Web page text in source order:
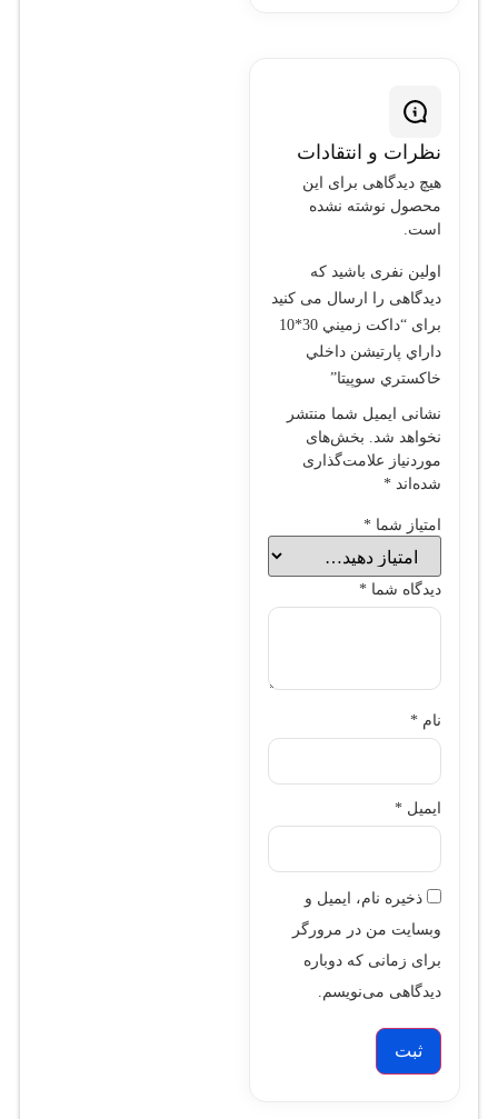
نظرات و انتقادات
هیچ دیدگاهی برای این
محصول نوشته نشده
است.
اولین نفری باشید که
دیدگاهی را ارسال می کنید
برای “داکت زميني 30*10
داراي پارتيشن داخلي
خاکستري سوپيتا”
نشانی ایمیل شما منتشر
نخواهد شد.
بخش‌های
موردنیاز علامت‌گذاری
شده‌اند *
امتیاز شما *
دیدگاه شما *
نام *
ایمیل *
ذخیره نام، ایمیل و
وبسایت من در مرورگر
برای زمانی که دوباره
دیدگاهی می‌نویسم.